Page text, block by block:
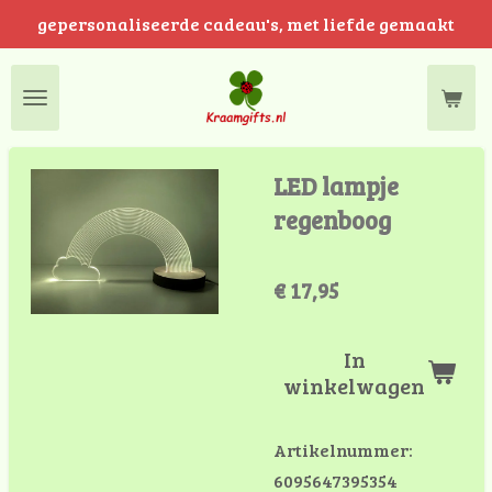
naar
hoofdinhoud
gepersonaliseerde cadeau's, met liefde gemaakt
LED lampje
regenboog
€ 17,95
In
winkelwagen
Artikelnummer:
6095647395354